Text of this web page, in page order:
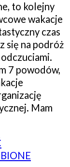
to kolejny
wakacje
czas
się na podróż
7 powodów,
Mam